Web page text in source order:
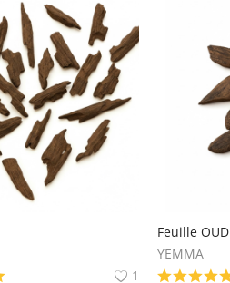
1
Feuille OUD
YEMMA